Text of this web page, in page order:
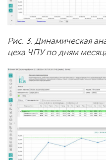
Рис. 3. Динамическая
цеха ЧПУ по дням